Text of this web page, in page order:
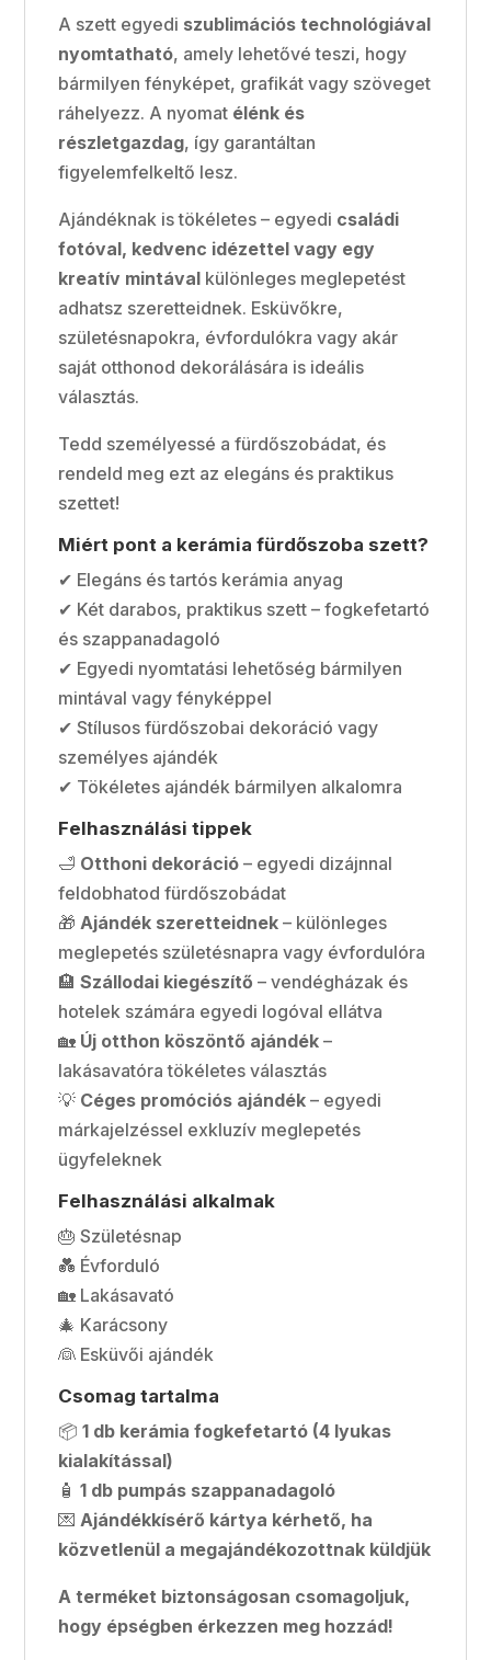
A szett egyedi szublimációs technológiával
nyomtatható, amely lehetővé teszi, hogy
bármilyen fényképet, grafikát vagy szöveget
ráhelyezz. A nyomat élénk és
részletgazdag, így garantáltan
figyelemfelkeltő lesz.
Ajándéknak is tökéletes – egyedi családi
fotóval, kedvenc idézettel vagy egy
kreatív mintával különleges meglepetést
adhatsz szeretteidnek. Esküvőkre,
születésnapokra, évfordulókra vagy akár
saját otthonod dekorálására is ideális
választás.
Tedd személyessé a fürdőszobádat, és
rendeld meg ezt az elegáns és praktikus
szettet!
Miért pont a kerámia fürdőszoba szett?
✔ Elegáns és tartós kerámia anyag
✔ Két darabos, praktikus szett – fogkefetartó
és szappanadagoló
✔ Egyedi nyomtatási lehetőség bármilyen
mintával vagy fényképpel
✔ Stílusos fürdőszobai dekoráció vagy
személyes ajándék
✔ Tökéletes ajándék bármilyen alkalomra
Felhasználási tippek
🛁 Otthoni dekoráció – egyedi dizájnnal
feldobhatod fürdőszobádat
🎁 Ajándék szeretteidnek – különleges
meglepetés születésnapra vagy évfordulóra
🏨Szállodai kiegészítő – vendégházak és
hotelek számára egyedi logóval ellátva
🏡 Új otthon köszöntő ajándék –
lakásavatóra tökéletes választás
💡 Céges promóciós ajándék – egyedi
márkajelzéssel exkluzív meglepetés
ügyfeleknek
Felhasználási alkalmak
🎂 Születésnap
💑 Évforduló
🏡 Lakásavató
🎄 Karácsony
👰 Esküvői ajándék
Csomag tartalma
📦1 db kerámia fogkefetartó (4 lyukas
kialakítással)
🧴1 db pumpás szappanadagoló
💌 Ajándékkísérő kártya kérhető, ha
közvetlenül a megajándékozottnak küldjük
A terméket biztonságosan csomagoljuk,
hogy épségben érkezzen meg hozzád!